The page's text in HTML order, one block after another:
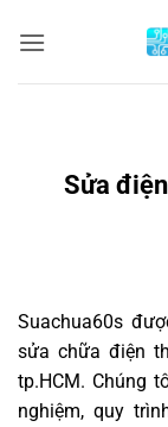
qua
Sửa
Suachua60s
sửa chữa điện
tp.HCM. Chúng
nghiệm, quy